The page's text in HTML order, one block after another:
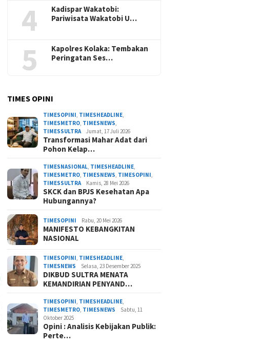
4
Kadispar Wakatobi:
Pariwisata Wakatobi U…
5
Kapolres Kolaka: Tembakan
Peringatan Ses…
TIMES OPINI
TIMESOPINI TIMESHEADLINE
TIMESMETRO TIMESNEWS
TIMESSULTRA
Jumat, 17 Juli 2026
Transformasi Mahar Adat dari
Pohon Kelap…
TIMESNASIONAL TIMESHEADLINE
TIMESMETRO TIMESNEWS TIMESOPINI
TIMESSULTRA
Kamis, 28 Mei 2026
SKCK dan BPJS Kesehatan Apa
Hubungannya?
TIMESOPINI Rabu, 20 Mei 2026
MANIFESTO KEBANGKITAN
NASIONAL
TIMESOPINI TIMESHEADLINE
TIMESNEWS
Selasa, 23 Desember 2025
DIKBUD SULTRA MENATA
KEMANDIRIAN PENYAND…
TIMESOPINI TIMESHEADLINE
TIMESMETRO TIMESNEWS
Sabtu, 11
Oktober 2025
Opini : Analisis Kebijakan Publik:
Perte…